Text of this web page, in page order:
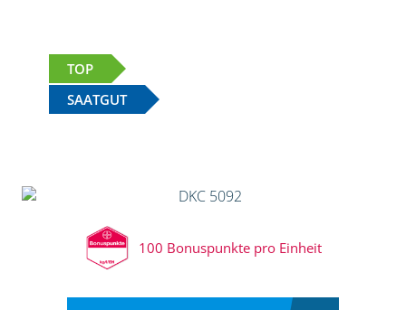
TOP
SAATGUT
100 Bonuspunkte pro Einheit